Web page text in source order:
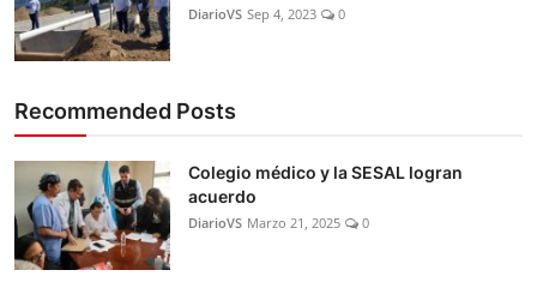
DiarioVS Sep 4, 2023 0
Recommended Posts
Colegio médico y la SESAL logran
acuerdo
DiarioVS Marzo 21, 2025 0